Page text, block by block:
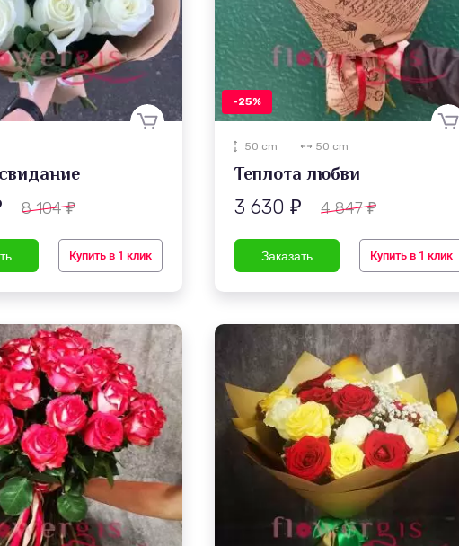
8 104₽
Купить в 1 клик
-25%
50 cm 50 cm
Теплота любви
3 630 ₽ 4 847₽
Купить в 1 клик